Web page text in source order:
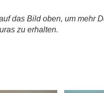
das Bild oben, um mehr
zu erhalten.